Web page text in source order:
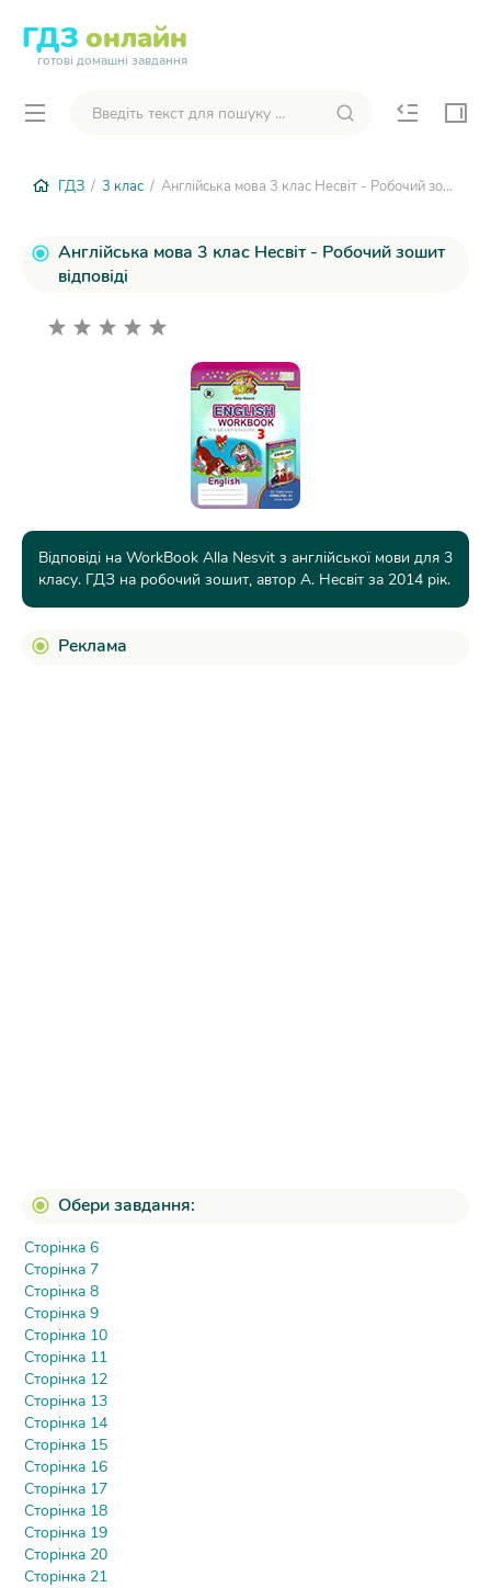
ГДЗ онлайн
готові домашні завдання
ГДЗ / 3 клас / Англійська мова 3 клас Несвіт - Робочий зошит
Англійська мова 3 клас Несвіт - Робочий зошит
відповіді
Відповіді на WorkBook Alla Nesvit з англійської мови для 3
класу. ГДЗ на робочий зошит, автор А. Несвіт за 2014 рік.
Реклама
Обери завдання:
Сторінка 6
Сторінка 7
Сторінка 8
Сторінка 9
Сторінка 10
Сторінка 11
Сторінка 12
Сторінка 13
Сторінка 14
Сторінка 15
Сторінка 16
Сторінка 17
Сторінка 18
Сторінка 19
Сторінка 20
Сторінка 21